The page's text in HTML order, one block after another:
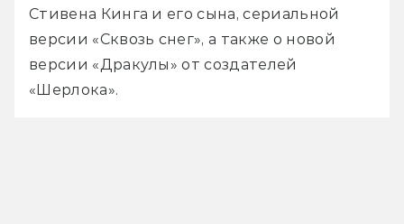
Стивена Кинга и его сына, сериальной
версии «Сквозь снег», а также о новой
версии «Дракулы» от создателей
«Шерлока».